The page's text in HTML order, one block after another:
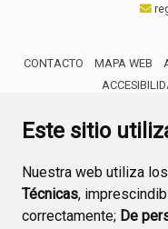
Este sitio
Nuestra web utiliza
Técnicas,
correctamente; De
CONTACTO MAPA WEB